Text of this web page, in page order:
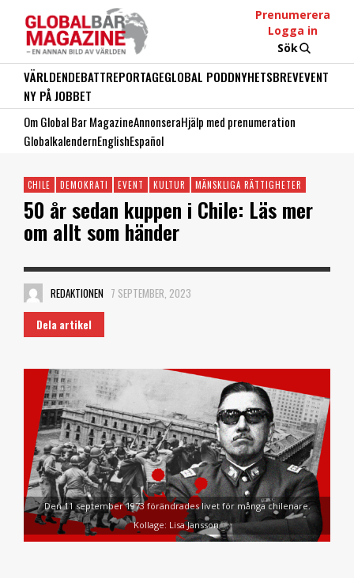
Prenumerera
Logga in
Sök
VÄRLDENDEBATTREPORTAGEGLOBAL PODDNYHETSBREVEVENT
NY PÅ JOBBET
Om Global Bar MagazineAnnonseraHjälp med prenumeration
GlobalkalendernEnglishEspañol
CHILE DEMOKRATI EVENT KULTUR MÄNSKLIGA RÄTTIGHETER
50 år sedan kuppen i Chile: Läs mer
om allt som händer
REDAKTIONEN 7 SEPTEMBER, 2023
Dela artikel
Den 11 september 1973 förändrades livet för många chilenare.
Kollage: Lisa Jansson.